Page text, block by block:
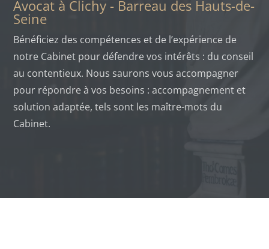
Avocat à Clichy - Barreau des Hauts-de-
Seine
Bénéficiez des compétences et de l’expérience de
notre Cabinet pour défendre vos intérêts : du conseil
au contentieux. Nous saurons vous accompagner
pour répondre à vos besoins : accompagnement et
solution adaptée, tels sont les maître-mots du
Cabinet.